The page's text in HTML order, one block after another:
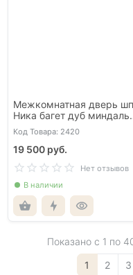
Межкомнатная дверь
Ника багет дуб миндаль
глухая
Код Товара: 2420
19 500 руб.
Нет отзывов
В наличии
Показано с 1 по
1
2 3